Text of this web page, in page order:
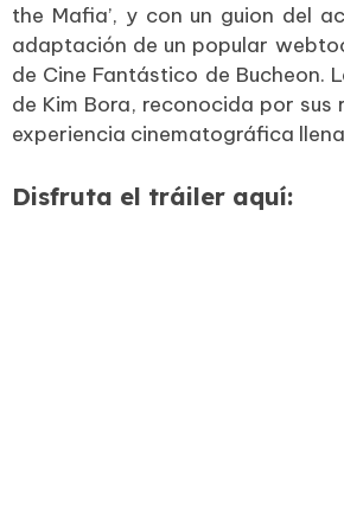
the Mafia’, y con un guion del
adaptación de un popular
de Cine Fantástico de
de Kim Bora, reconocida por sus
experiencia cinematográfica
Disfruta el tráiler aquí: